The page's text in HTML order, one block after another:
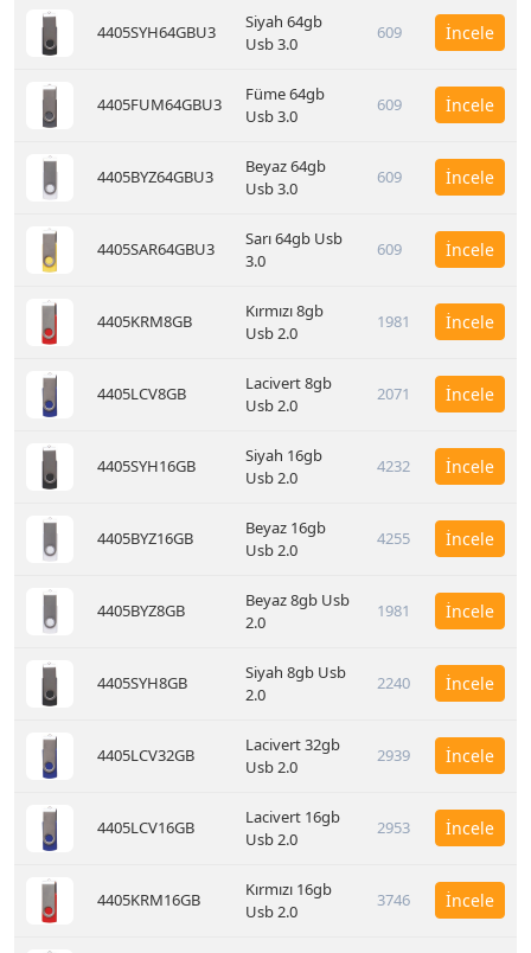
4405SYH64GBU3
Siyah 64gb
Usb 3.0
609 İncele
4405FUM64GBU3
Füme 64gb
Usb 3.0
609 İncele
4405BYZ64GBU3
Beyaz 64gb
Usb 3.0
609 İncele
4405SAR64GBU3
Sarı 64gb Usb
3.0
609 İncele
4405KRM8GB
Kırmızı 8gb
Usb 2.0
1981 İncele
4405LCV8GB
Lacivert 8gb
Usb 2.0
2071 İncele
4405SYH16GB
Siyah 16gb
Usb 2.0
4232 İncele
4405BYZ16GB
Beyaz 16gb
Usb 2.0
4255 İncele
4405BYZ8GB
Beyaz 8gb Usb
2.0
1981 İncele
4405SYH8GB
Siyah 8gb Usb
2.0
2240 İncele
4405LCV32GB
Lacivert 32gb
Usb 2.0
2939 İncele
4405LCV16GB
Lacivert 16gb
Usb 2.0
2953 İncele
4405KRM16GB
Kırmızı 16gb
Usb 2.0
3746 İncele